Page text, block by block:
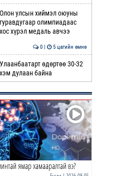
Олон улсын хиймэл оюуны
гуравдугаар олимпиадаас
хос хүрэл медаль авчээ
0 | 5 цагийн өмнө
Улаанбаатарт өдөртөө 30-32
хэм дулаан байна
ЗУРХАЙ | Морь,
жилтнээ аливаа үйлийг
эерэг сайн
0 | 6 цагийн өмнө
МЭНД!
ямар хамааралтай вэ?